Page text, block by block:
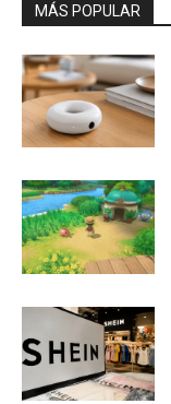
MÁS POPULAR